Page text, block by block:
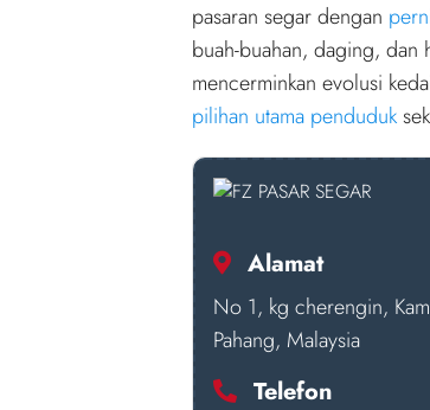
pasaran segar dengan
buah-buahan, daging, dan
mencerminkan evolusi
pilihan utama penduduk
Alamat
No 1, kg cherengin,
Pahang, Malaysia
Telefon